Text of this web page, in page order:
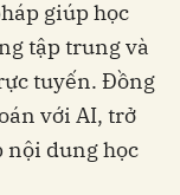
tập trung và
tuyến. Đồng
với AI, trở
nội dung học